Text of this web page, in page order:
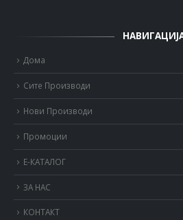
Дома
Сите Производи
Нови Производи
Промоции
Е-КАТАЛОГ
ЗА НАС
КОНТАКТ